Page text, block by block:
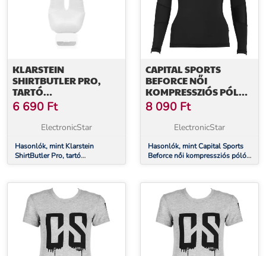
KLARSTEIN
SHIRTBUTLER PRO,
TARTÓ
NADRÁGOKHOZ,
TARTOZÉK, NYLON,
FEHÉR
6 690 Ft
ElectronicStar
Hasonlók, mint Klarstein
ShirtButler Pro, tartó
nadrágokhoz, tartozék, nylon,
CAPITAL SPORTS
BEFORCE NŐI
KOMPRESSZIÓS PÓLÓ,
EDZŐ PÓLÓ, S
8 090 Ft
ElectronicStar
Hasonlók, mint Capital Sports
Beforce női kompressziós póló,
edző póló, S